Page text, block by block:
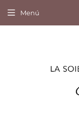
Menú